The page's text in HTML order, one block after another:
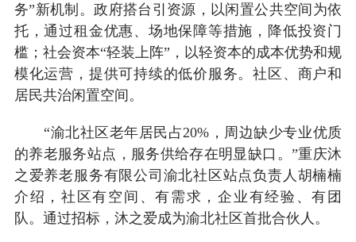
务”新机制。政府搭台引资源，以闲置公共空间为依
托，通过租金优惠、场地保障等措施，降低投资门
槛；社会资本“轻装上阵”，以轻资本的成本优势和规
模化运营，提供可持续的低价服务。社区、商户和
居民共治闲置空间。
“渝北社区老年居民占20%，周边缺少专业优质
的养老服务站点，服务供给存在明显缺口。”重庆沐
之爱养老服务有限公司渝北社区站点负责人胡楠楠
介绍，社区有空间、有需求，企业有经验、有团
队。通过招标，沐之爱成为渝北社区首批合伙人。